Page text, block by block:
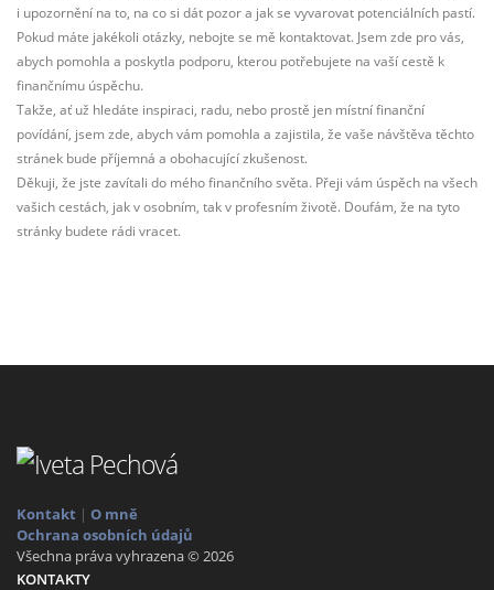
i upozornění na to, na co si dát pozor a jak se vyvarovat potenciálních pastí.
Pokud máte jakékoli otázky, nebojte se mě kontaktovat. Jsem zde pro vás,
abych pomohla a poskytla podporu, kterou potřebujete na vaší cestě k
finančnímu úspěchu.
Takže, ať už hledáte inspiraci, radu, nebo prostě jen místní finanční
povídání, jsem zde, abych vám pomohla a zajistila, že vaše návštěva těchto
stránek bude příjemná a obohacující zkušenost.
Děkuji, že jste zavítali do mého finančního světa. Přeji vám úspěch na všech
vašich cestách, jak v osobním, tak v profesním životě. Doufám, že na tyto
stránky budete rádi vracet.
Kontakt | O mně
Ochrana osobních údajů
Všechna práva vyhrazena © 2026
KONTAKTY